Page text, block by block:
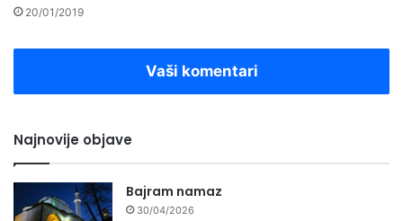
20/01/2019
Vaši komentari
Najnovije objave
Bajram namaz
30/04/2026